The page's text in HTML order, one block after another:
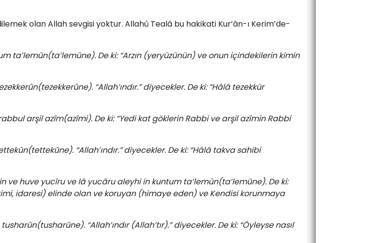
olan Al­lah­ sev­gi­si­ yok­tur. ­Al­la­hû­ Tealâ­ bu ­ha­ki­ka­ti ­Kur’ân-ı­ Ke­rim’de­
ta’lemûn(ta’lemûne). De ki: “Arzın (yeryüzünün) ve onun içindekilerin kimin
“Allah’ındır.” diyecekler. De ki: “Hâlâ tezekkür
arşil azîm(azîmi). De ki: “Yedi kat göklerin Rabbi ve arşil azîmin Rabbi
“Allah’ındır.” diyecekler. De ki: “Hâlâ takva sahibi
ve huve yucîru ve lâ yucâru aleyhi in kuntum ta’lemûn(ta’lemûne). De ki:
idaresi) elinde olan ve koruyan (himaye eden) ve Kendisi korunmaya
“Allah’ındır (Allah’tır).” diyecekler. De ki: “Öyleyse nasıl